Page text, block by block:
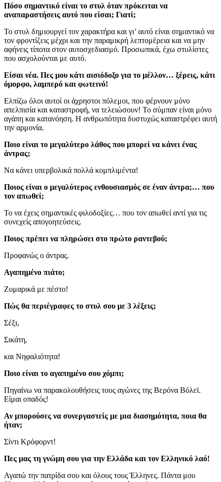
Πόσο σημαντικό είναι το στυλ όταν πρόκειται να
αναπαραστήσεις αυτό που είσαι; Γιατί;
Το στυλ δημιουργεί τον χαρακτήρα και γι’ αυτό είναι σημαντικό να
τον φροντίζεις μέχρι και την παραμικρή λεπτομέρεια και να μην
αφήνεις τίποτα στον αυτοσχεδιασμό. Προσωπικά, έχω στυλίστες
που ασχολούνται με αυτό.
Είσαι νέα. Πες μου κάτι αισιόδοξο για το μέλλον… ξέρεις, κάτι
όμορφο, λαμπερό και φωτεινό!
Ελπίζω όλοι αυτοί οι άχρηστοι πόλεμοι, που φέρνουν μόνο
απελπισία και καταστροφή, να τελειώσουν! Το σύμπαν είναι μόνο
αγάπη και κατανόηση. Η ανθρωπότητα δυστυχώς καταστρέφει αυτή
την αρμονία.
Ποιο είναι το μεγαλύτερο λάθος που μπορεί να κάνει ένας
άντρας;
Να κάνει υπερβολικά πολλά κομπλιμέντα!
Ποιος είναι ο μεγαλύτερος ενθουσιασμός σε έναν άντρα;… που
τον απωθεί;
Το να έχεις σημαντικές φιλοδοξίες… που τον απωθεί αντί για τις
συνεχείς απογοητεύσεις.
Ποιος πρέπει να πληρώσει στο πρώτο ραντεβού;
Προφανώς ο άντρας.
Αγαπημένο πιάτο;
Ζυμαρικά με πέστο!
Πώς θα περιέγραφες το στυλ σου με 3 λέξεις;
Σέξι,
Σικάτη,
και Νηφαλιότητα!
Ποιο είναι το αγαπημένο σου χόμπι;
Πηγαίνω να παρακολουθήσεις τους αγώνες της Βερόνα Βόλεϊ.
Είμαι οπαδός!
Αν μπορούσες να συνεργαστείς με μια διασημότητα, ποια θα
ήταν;
Σίντι Κρόφορντ!
Πες μας τη γνώμη σου για την Ελλάδα και τον Ελληνικό λαό!
Αγαπώ την πατρίδα σου και όλους τους Έλληνες. Πάντα μου